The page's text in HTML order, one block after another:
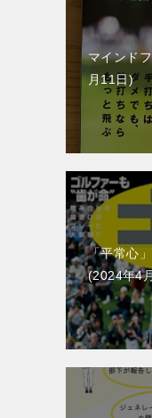
マインド
月11日
「平常心
2024年4